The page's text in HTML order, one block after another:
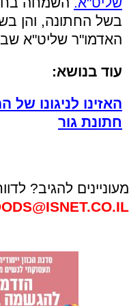
בשל החתונה, והן
האדמו"ר שליט"א
עוד בנושא:
האזינו לניגונו של
חתונת גור
מעוניינים להגיב?